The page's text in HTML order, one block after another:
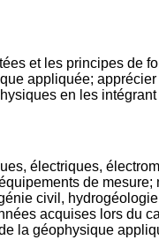
et les principes de
appliquée;
en les
électriques,
de mesure;
civil,
acquises lors du
la géophysique